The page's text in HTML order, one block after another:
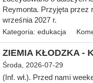
Reymonta. Przyjęta przez
września 2027 r.
Kategoria: edukacja
ZIEMIA KŁODZKA -
Środa, 2026-07-29
(Inf. wł.). Przed nami